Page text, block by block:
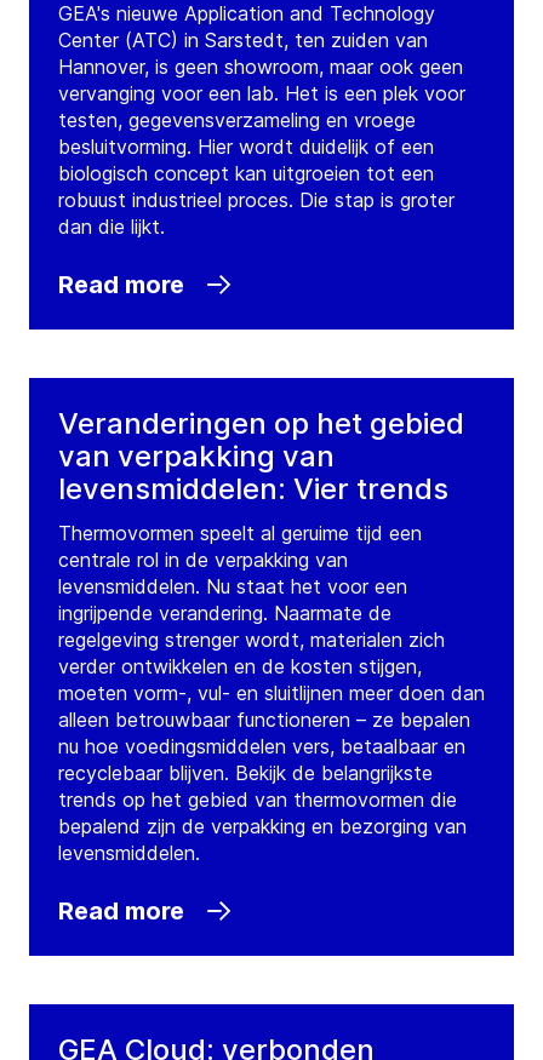
GEA's nieuwe Application and Technology
Center (ATC) in Sarstedt, ten zuiden van
Hannover, is geen showroom, maar ook geen
vervanging voor een lab. Het is een plek voor
testen, gegevensverzameling en vroege
besluitvorming. Hier wordt duidelijk of een
biologisch concept kan uitgroeien tot een
robuust industrieel proces. Die stap is groter
dan die lijkt.
Read more
Veranderingen op het gebied
van verpakking van
levensmiddelen: Vier trends
Thermovormen speelt al geruime tijd een
centrale rol in de verpakking van
levensmiddelen. Nu staat het voor een
ingrijpende verandering. Naarmate de
regelgeving strenger wordt, materialen zich
verder ontwikkelen en de kosten stijgen,
moeten vorm-, vul- en sluitlijnen meer doen dan
alleen betrouwbaar functioneren – ze bepalen
nu hoe voedingsmiddelen vers, betaalbaar en
recyclebaar blijven. Bekijk de belangrijkste
trends op het gebied van thermovormen die
bepalend zijn de verpakking en bezorging van
levensmiddelen.
Read more
GEA Cloud: verbonden